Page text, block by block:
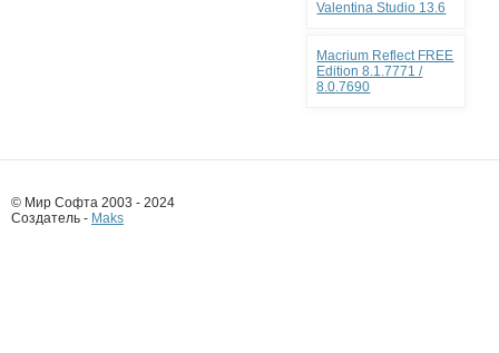
Valentina Studio 13.6
Macrium Reflect FREE
Edition 8.1.7771 /
8.0.7690
© Мир Софта 2003 - 2024
Создатель - Maks